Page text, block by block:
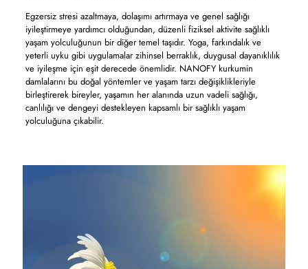
Egzersiz stresi azaltmaya, dolaşımı artırmaya ve genel sağlığı
iyileştirmeye yardımcı olduğundan, düzenli fiziksel aktivite sağlıklı
yaşam yolculuğunun bir diğer temel taşıdır. Yoga, farkındalık ve
yeterli uyku gibi uygulamalar zihinsel berraklık, duygusal dayanıklılık
ve iyileşme için eşit derecede önemlidir. NANOFY kurkumin
damlalarını bu doğal yöntemler ve yaşam tarzı değişiklikleriyle
birleştirerek bireyler, yaşamın her alanında uzun vadeli sağlığı,
canlılığı ve dengeyi destekleyen kapsamlı bir sağlıklı yaşam
yolculuğuna çıkabilir.